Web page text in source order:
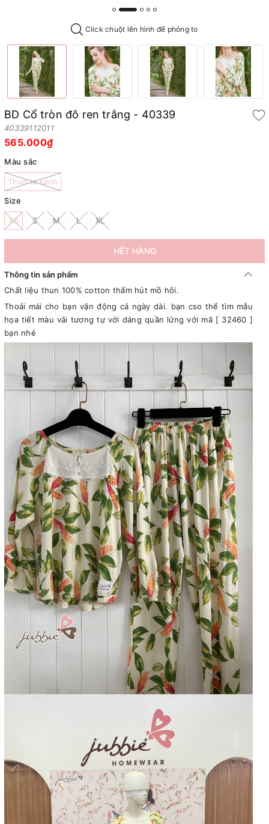
Click chuột lên hình để phóng to
BD Cổ tròn đô ren trắng - 40339
40339112011
565.000₫
Màu sắc
Thun lá xanh
Size
XS S M L XL
HẾT HÀNG
Thông tin sản phẩm
Chất liệu thun 100% cotton thấm hút mồ hôi.
Thoải mái cho bạn vận động cả ngày dài. bạn cso thể tìm mẫu
họa tiết màu vải tương tự với dáng quần lửng với mã [ 32460 ]
bạn nhé